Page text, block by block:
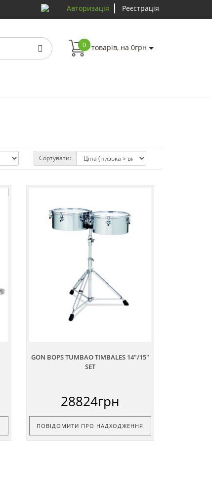
Авторизація Реєстрація
0 товарів, на 0грн
Сортувати:
GON BOPS TUMBAO TIMBALES 14"/15"
SET
28824грн
ПОВІДОМИТИ ПРО НАДХОДЖЕННЯ